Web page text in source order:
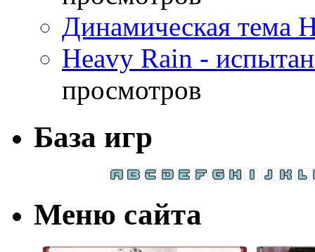
Динамическая тема
Heavy Rain -
просмотров
База игр
Меню сайта